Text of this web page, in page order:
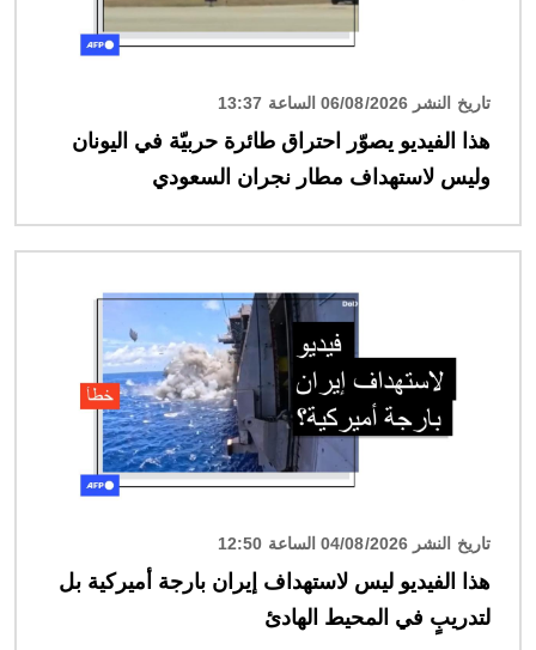
تاريخ النشر 06/08/2026 الساعة 13:37
هذا الفيديو يصوّر احتراق طائرة حربيّة في اليونان
وليس لاستهداف مطار نجران السعودي
تاريخ النشر 04/08/2026 الساعة 12:50
هذا الفيديو ليس لاستهداف إيران بارجة أميركية بل
لتدريبٍ في المحيط الهادئ